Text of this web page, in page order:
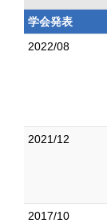
学会発表
2022/08
2021/12
2017/10